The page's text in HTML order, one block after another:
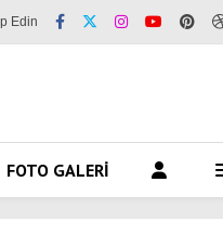
Edin
FOTO GALERI